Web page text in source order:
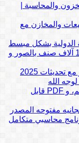
والمحاسبة |
والمخازن مع
الدولية بشكل مبسط
قاعدة بيانات صيدلية جاهزة بإكسيل 10 آلاف صنف بالصور و
2025
الله
أفضل تمرين محاسبة مالية: قيود، قوائم، و PDF قابل
مفتوحه المصدر
محاسبي متكامل